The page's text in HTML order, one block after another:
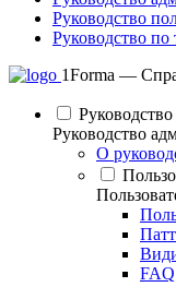
Руководство
Руководство
1Forma —
Руководство
О